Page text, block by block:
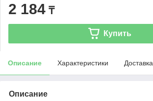
2 184 ₸
Купить
Описание Характеристики Доставка
Описание